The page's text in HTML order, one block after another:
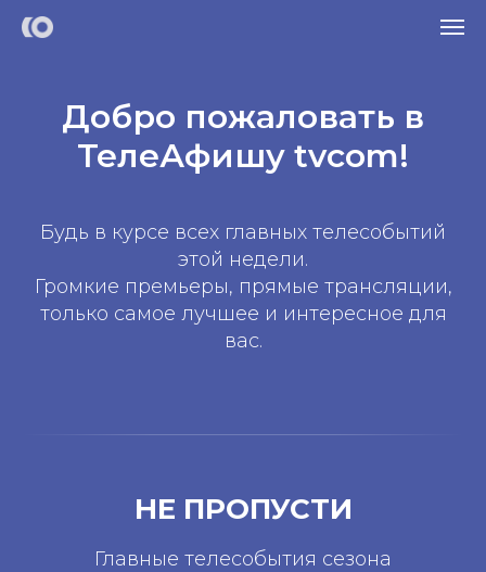
Добро пожаловать в
ТелеАфишу tvcom!
Будь в курсе всех главных телесобытий
этой недели.
Громкие премьеры, прямые трансляции,
только самое лучшее и интересное для
вас.
НЕ ПРОПУСТИ
Главные телесобытия сезона